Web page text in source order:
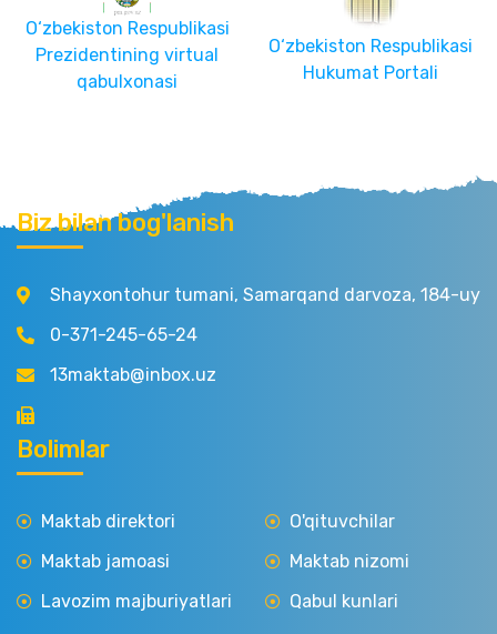
O‘zbekiston Respublikasi
Prezidentining virtual
qabulxonasi
O‘zbekiston Respublikasi
Hukumat Portali
Biz bilan bog'lanish
Shayxontohur tumani, Samarqand darvoza, 184-uy
0-371-245-65-24
13maktab@inbox.uz
Bolimlar
Maktab direktori
Maktab jamoasi
Lavozim majburiyatlari
O'qituvchilar
Maktab nizomi
Qabul kunlari